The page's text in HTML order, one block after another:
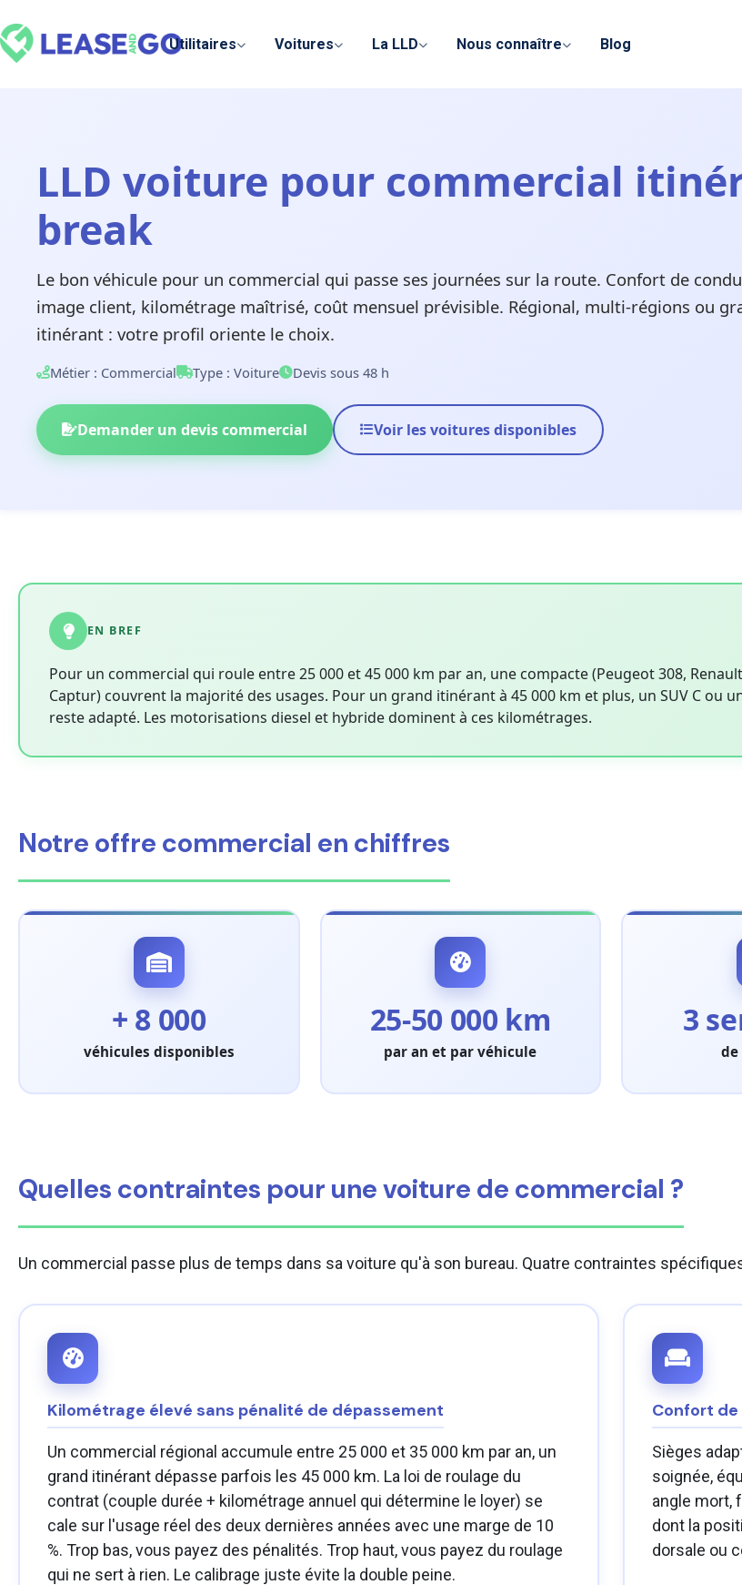
Utilitaires Voitures La LLD Nous connaître Blog
LLD voiture pour commercial
break
Le bon véhicule pour un commercial qui passe ses journées sur la route. Confort de
image client, kilométrage maîtrisé, coût mensuel prévisible. Régional, multi-régions ou
itinérant : votre profil oriente le choix.
Métier : Commercial Type : Voiture Devis sous 48 h
Demander un devis commercial Voir les voitures disponibles
EN BREF
Pour un commercial qui roule entre 25 000 et 45 000 km par an, une compacte (Peugeot 308,
Captur) couvrent la majorité des usages. Pour un grand itinérant à 45 000 km et plus, un SUV C ou
reste adapté. Les motorisations diesel et hybride dominent à ces kilométrages.
Notre offre commercial en chiffres
+ 8 000
véhicules disponibles
25-50 000 km
par an et par véhicule
3
Quelles contraintes pour une voiture de commercial ?
Un commercial passe plus de temps dans sa voiture qu'à son bureau. Quatre contraintes
Kilométrage élevé sans pénalité de dépassement
Un commercial régional accumule entre 25 000 et 35 000 km par an, un
grand itinérant dépasse parfois les 45 000 km. La loi de roulage du
contrat (couple durée + kilométrage annuel qui détermine le loyer) se
cale sur l'usage réel des deux dernières années avec une marge de 10
%. Trop bas, vous payez des pénalités. Trop haut, vous payez du roulage
qui ne sert à rien. Le calibrage juste évite la double peine.
Confort
Sièges
soignée,
angle mort,
dont la
dorsale ou